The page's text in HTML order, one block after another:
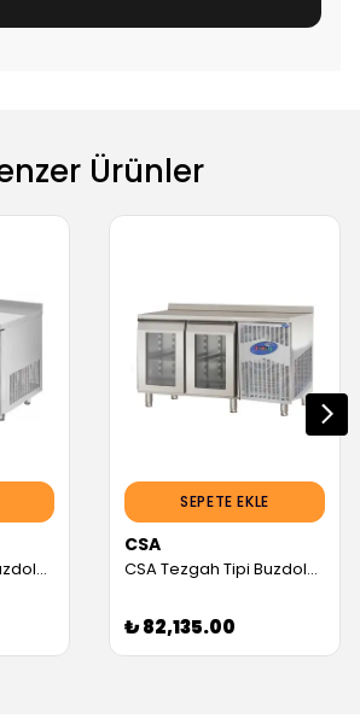
Ürünler
CSA Tezgah Tipi Buzdolabı, 2 Kapılı, 281 L (Servis Garantili)
SEPETE EKLE
CSA
CSA Tezgah Tipi Buzdolabı, 2 Cam Kapılı, 251 L (Servis Garantili)
₺ 82,135.00